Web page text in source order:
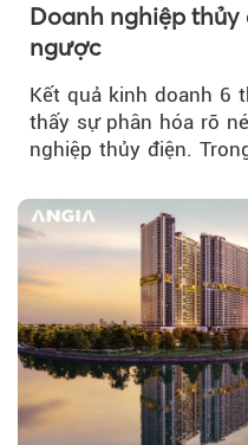
Doanh nghiệp
ngược
Kết quả kinh doanh 6
thấy sự phân hóa rõ
nghiệp thủy điện.